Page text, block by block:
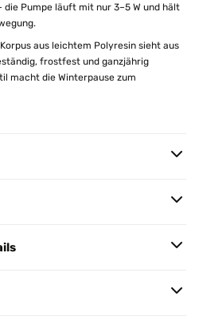
Pumpe läuft mit nur 3–5 W und hält
aus leichtem Polyresin sieht aus
frostfest und ganzjährig
macht die Winterpause zum